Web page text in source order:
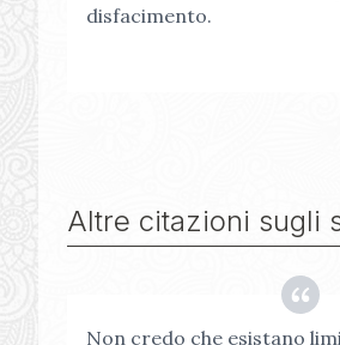
disfacimento.
Altre citazioni sugli
Non credo che esistano